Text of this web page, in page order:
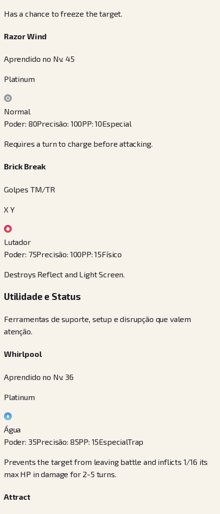
Has a chance to freeze the target.
Razor Wind
Aprendido no Nv. 45
Platinum
Normal
Poder: 80Precisão: 100PP:10Especial
Requires a turn to charge before attacking.
Brick Break
Golpes TM/TR
X Y
Lutador
Poder: 75Precisão: 100PP:15Físico
Destroys Reflect and Light Screen.
Utilidade e Status
Ferramentas de suporte, setup e disrupção que valem
atenção.
Whirlpool
Aprendido no Nv. 36
Platinum
Água
Poder: 35Precisão: 85PP: 15EspecialTrap
Prevents the target from leaving battle and inflicts 1/16 its
max HP in damage for 2-5 turns.
Attract